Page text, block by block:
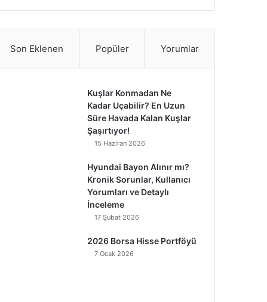
Son Eklenen Popüler Yorumlar
Kuşlar Konmadan Ne
Kadar Uçabilir? En Uzun
Süre Havada Kalan Kuşlar
Şaşırtıyor!
15 Haziran 2026
Hyundai Bayon Alınır mı?
Kronik Sorunlar, Kullanıcı
Yorumları ve Detaylı
İnceleme
17 Şubat 2026
2026 Borsa Hisse Portföyü
7 Ocak 2026